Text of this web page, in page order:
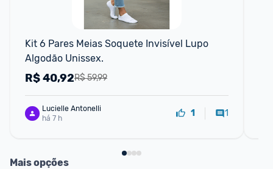
Kit 6 Pares Meias Soquete Invisível Lupo
Algodão Unissex.
R$ 59,99
R$40,92
Lucielle Antonelli
há 7 h
1 1
Mais opções